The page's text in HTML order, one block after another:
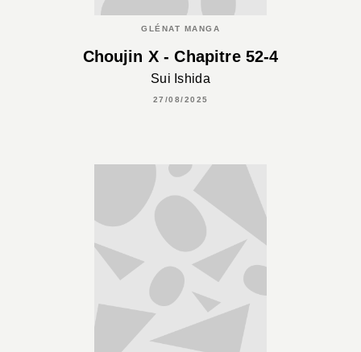
GLÉNAT MANGA
Choujin X - Chapitre 52-4
Sui Ishida
27/08/2025